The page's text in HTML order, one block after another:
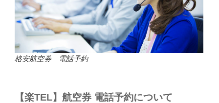
格安航空券 電話予約
【楽TEL】航空券 電話予約について